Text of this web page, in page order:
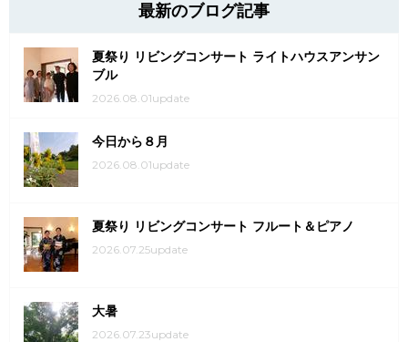
最新のブログ記事
夏祭り リビングコンサート ライトハウスアンサン
ブル
2026.08.01update
今日から８月
2026.08.01update
夏祭り リビングコンサート フルート＆ピアノ
2026.07.25update
大暑
2026.07.23update